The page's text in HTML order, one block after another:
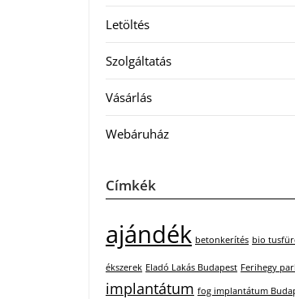
Letöltés
Szolgáltatás
Vásárlás
Webáruház
Címkék
ajándék betonkerítés bio
ékszerek Eladó Lakás Budapest Ferihegy
implantátum fog implantátum